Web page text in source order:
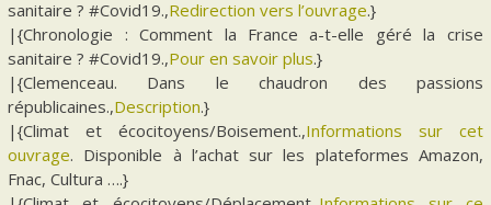
sanitaire ? #Covid19.,Redirection vers l’ouvrage.}
|{Chronologie : Comment la France a-t-elle géré la crise
sanitaire ? #Covid19.,Pour en savoir plus.}
|{Clemenceau. Dans le chaudron des passions
républicaines.,Description.}
|{Climat et écocitoyens/Boisement.,Informations sur cet
ouvrage. Disponible à l’achat sur les plateformes Amazon,
Fnac, Cultura ….}